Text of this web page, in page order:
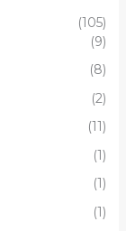
(105)
(9)
(8)
(2)
(11)
(1)
(1)
(1)